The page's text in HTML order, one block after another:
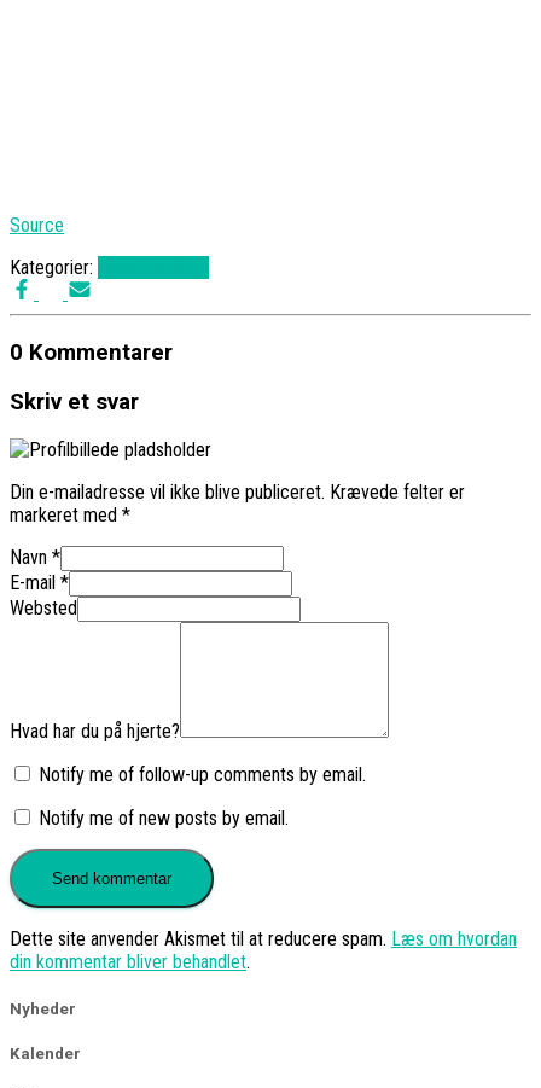
Source
Kategorier:
0 Kommentarer
Skriv et svar
Din e-mailadresse vil ikke blive publiceret. Krævede felter er
markeret med *
Navn *
E-mail *
Websted
Hvad har du på hjerte?
Notify me of follow-up comments by email.
Notify me of new posts by email.
Dette site anvender Akismet til at reducere spam. Læs om hvordan
din kommentar bliver behandlet.
Nyheder
Kalender